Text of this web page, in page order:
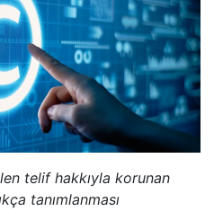
telif hakkıyla korunan
tanımlanması